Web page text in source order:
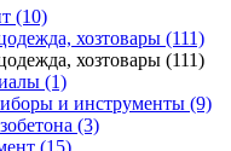
(10)
хозтовары (111)
хозтовары (111)
(1)
и инструменты (9)
(3)
(15)